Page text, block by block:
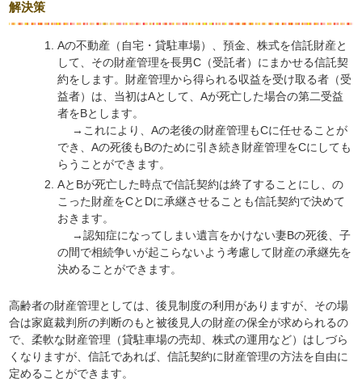
解決策
Aの不動産（自宅・貸駐車場）、預金、株式を信託財産と
して、その財産管理を長男C（受託者）にまかせる信託契
約をします。財産管理から得られる収益を受け取る者（受
益者）は、当初はAとして、Aが死亡した場合の第二受益
者をBとします。
→これにより、Aの老後の財産管理もCに任せることが
でき、Aの死後もBのために引き続き財産管理をCにしても
らうことができます。
AとBが死亡した時点で信託契約は終了することにし、の
こった財産をCとDに承継させることも信託契約で決めて
おきます。
→認知症になってしまい遺言をかけない妻Bの死後、子
の間で相続争いが起こらないよう考慮して財産の承継先を
決めることができます。
高齢者の財産管理としては、後見制度の利用がありますが、その場
合は家庭裁判所の判断のもと被後見人の財産の保全が求められるの
で、柔軟な財産管理（貸駐車場の売却、株式の運用など）はしづら
くなりますが、信託であれば、信託契約に財産管理の方法を自由に
定めることができます。